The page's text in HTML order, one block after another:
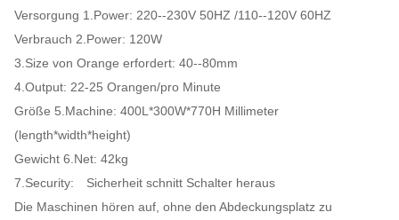
Versorgung 1.Power: 220--230V 50HZ /110--120V 60HZ
Verbrauch 2.Power: 120W
3.Size von Orange erfordert: 40--80mm
4.Output: 22-25 Orangen/pro Minute
Größe 5.Machine: 400L*300W*770H Millimeter
(length*width*height)
Gewicht 6.Net: 42kg
7.Security: Sicherheit schnitt Schalter heraus
Die Maschinen hören auf, ohne den Abdeckungsplatz zu